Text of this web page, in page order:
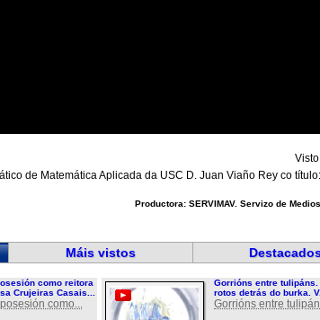
de Matemática Aplicada da USC D. Juan Viaño Rey co
Productora: SERVIMAV. Servizo de
Máis vistos
como reitora
Crujeiras Casais...
como...
Gorrións entre tulipáns.
rotos detrás do burka.
Gorrións entre